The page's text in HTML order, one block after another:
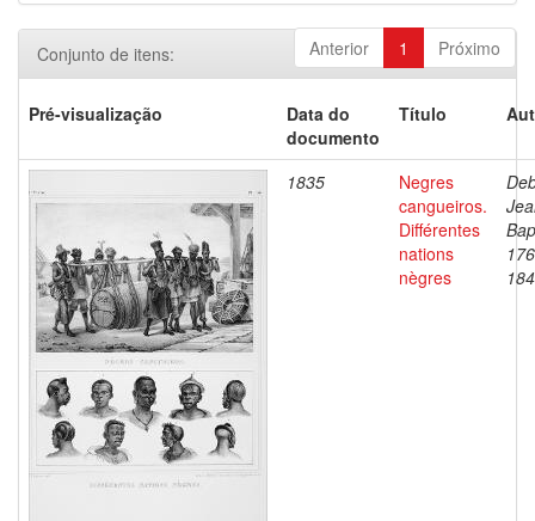
Anterior 1 Próximo
Conjunto de itens:
Pré-visualização
Data do
documento
Título
1835
Negres
cangueiros.
Différentes
nations
nègres